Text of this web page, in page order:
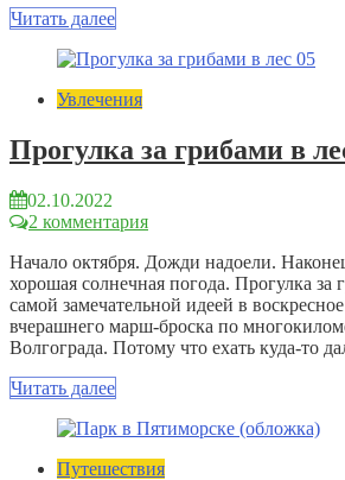
Читать далее
Увлечения
Прогулка за грибами в
02.10.2022
2 комментария
Начало октября. Дожди надоели.
хорошая солнечная погода. Прогулка за
самой замечательной идеей в
вчерашнего марш-броска по
Волгограда. Потому что ехать куда-то
Читать далее
Путешествия